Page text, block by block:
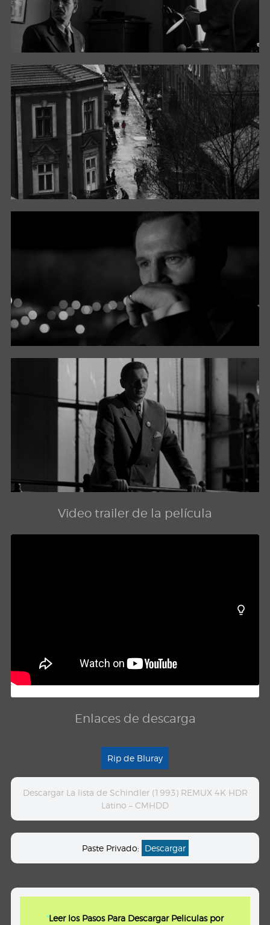
Video trailer de la película
Enlaces de descarga
Rip de Bluray
Descargar La lista de Schindler (1993) REMUX 4K HDR
Latino – CMHDD
Paste Privado: Descargar
"Leer los Pasos Para Descargar Peliculas por